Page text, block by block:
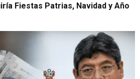
Fiestas Patrias, Navidad y Año